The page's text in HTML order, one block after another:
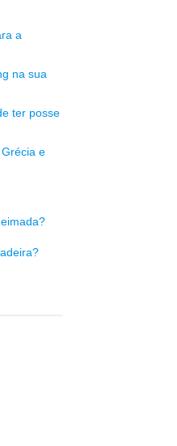
a
na sua
ter posse
e